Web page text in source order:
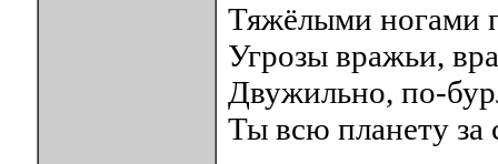
Тяжёлыми ногами
Угрозы вражьи,
Двужильно, по-
Ты всю планету за